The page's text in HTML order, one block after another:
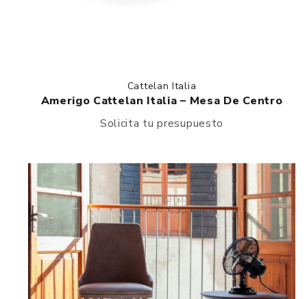
Cattelan Italia
Amerigo Cattelan Italia – Mesa De Centro
Solicita tu presupuesto